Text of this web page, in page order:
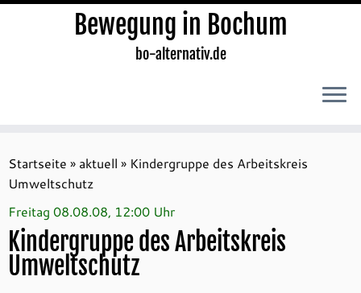
Inhalt
springen
Bewegung in Bochum
bo-alternativ.de
Startseite » aktuell » Kindergruppe des Arbeitskreis
Umweltschutz
Freitag 08.08.08, 12:00 Uhr
Kindergruppe des Arbeitskreis
Umweltschutz